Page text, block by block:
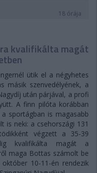
18 órája
kvalifikálta magát
ütik el a négyhetes
másik szenvedélyének, a
után párjával, a profi
A finn pilóta korábban
sportágban is magasabb
is neki: a csehországi 131
végzett a 35-39
kvalifikálta magát a
maga Bottas számolt be
10-11-én rendezik